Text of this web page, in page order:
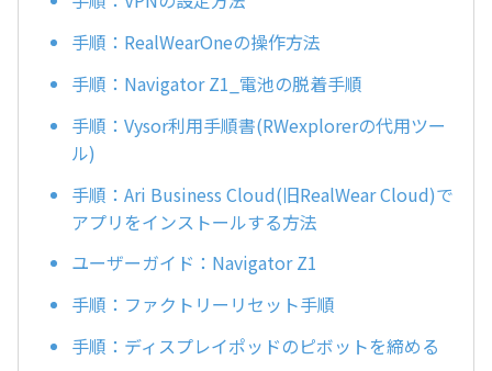
手順：RealWearOneの操作方法
手順：Navigator Z1_電池の脱着手順
手順：Vysor利用手順書(RWexplorerの代用ツー
ル)
手順：Ari Business Cloud(旧RealWear Cloud)で
アプリをインストールする方法
ユーザーガイド：Navigator Z1
手順：ファクトリーリセット手順
手順：ディスプレイポッドのピボットを締める